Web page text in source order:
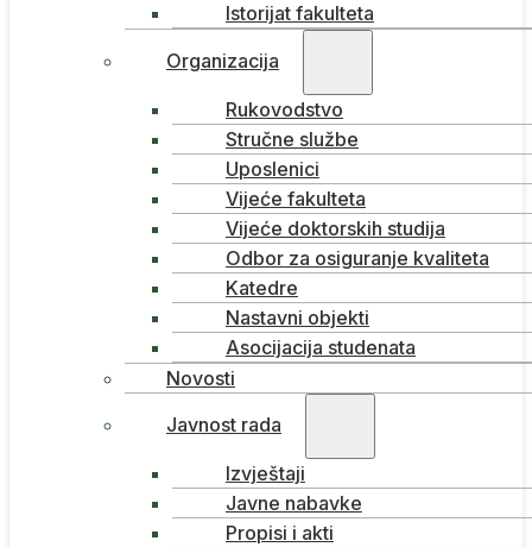
Istorijat fakulteta
Organizacija
Rukovodstvo
Stručne službe
Uposlenici
Vijeće fakulteta
Vijeće doktorskih studija
Odbor za osiguranje kvaliteta
Katedre
Nastavni objekti
Asocijacija studenata
Novosti
Javnost rada
Izvještaji
Javne nabavke
Propisi i akti